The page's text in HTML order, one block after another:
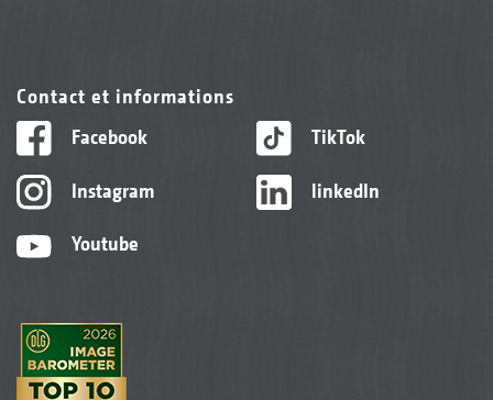
Contact et informations
Facebook
Instagram
Youtube
TikTok
linkedIn